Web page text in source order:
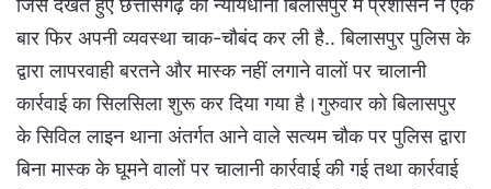
जिसे देखते हुए छत्तीसगढ़ की न्यायधानी बिलासपुर में प्रशासन ने एक
बार फिर अपनी व्यवस्था चाक-चौबंद कर ली है.. बिलासपुर पुलिस के
द्वारा लापरवाही बरतने और मास्क नहीं लगाने वालों पर चालानी
कार्रवाई का सिलसिला शुरू कर दिया गया है।गुरुवार को बिलासपुर
के सिविल लाइन थाना अंतर्गत आने वाले सत्यम चौक पर पुलिस द्वारा
बिना मास्क के घूमने वालों पर चालानी कार्रवाई की गई तथा कार्रवाई